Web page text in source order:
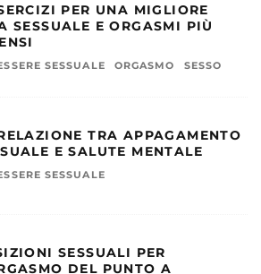
PER UNA MIGLIORE
SESSUALE E ORGASMI PIÙ
SESSUALE ORGASMO SESSO
TRA APPAGAMENTO
E SALUTE MENTALE
SESSUALE
SESSUALI PER
DEL PUNTO A